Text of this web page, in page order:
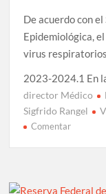
De acuerdo con
Epidemiológica,
virus
2023-2024.1 En
director Médico
Sigfrido Rangel
Comentaren
una